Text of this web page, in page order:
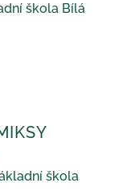
škola Bílá
škola